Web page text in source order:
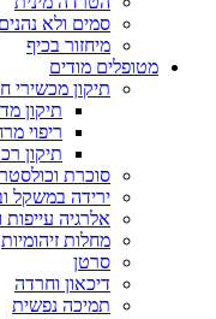
סמים ולא נהנים
מיחזור בכיף
מטופלים מודים
תיקון מכשירי
תיקון
ריפוי
תיקון
סוכרת
ירידה במשקל
אלרגיה
מחלות זיהומיות
סרטן
דיכאון וחרדה
תמיכה נפשית